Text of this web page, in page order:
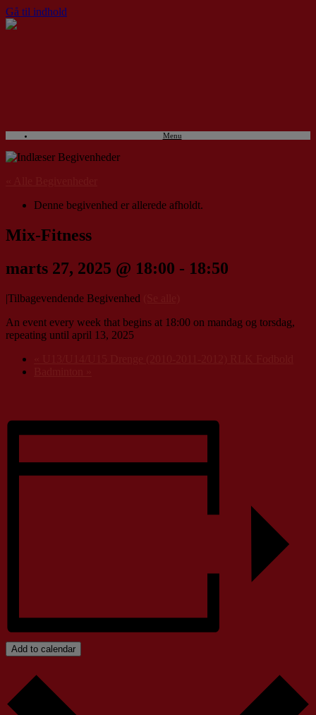
Gå til indhold
Menu
Denne begivenhed er allerede afholdt.
Mix-Fitness
marts 27, 2025 @ 18:00 - 18:50
|Tilbagevendende Begivenhed
An event every week that begins at 18:00 on mandag og torsdag,
repeating until april 13, 2025
Add to calendar